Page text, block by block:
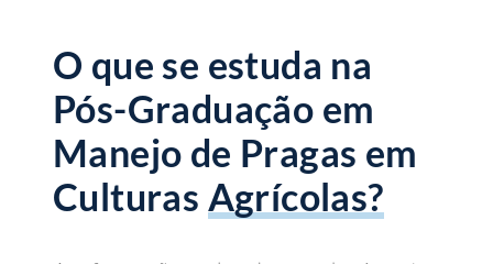
O que se estuda na
Pós-Graduação em
Manejo de Pragas em
Culturas Agrícolas?